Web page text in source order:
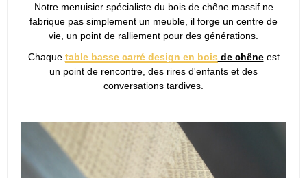
Notre menuisier spécialiste du bois de chêne massif ne
fabrique pas simplement un meuble, il forge un centre de
vie, un point de ralliement pour des générations.
Chaque table basse carré design en bois de chêneest
un point de rencontre, des rires d'enfants et des
conversations tardives.